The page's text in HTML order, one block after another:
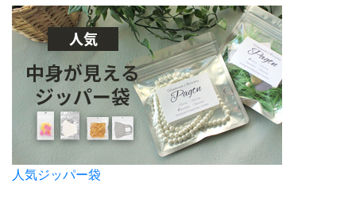
人気ジッパー袋